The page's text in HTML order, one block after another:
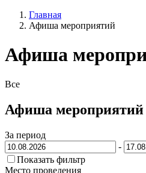
Главная
Афиша мероприятий
Афиша
Все
Афиша мероприятий
За период
-
Показать фильтр
Место проведения